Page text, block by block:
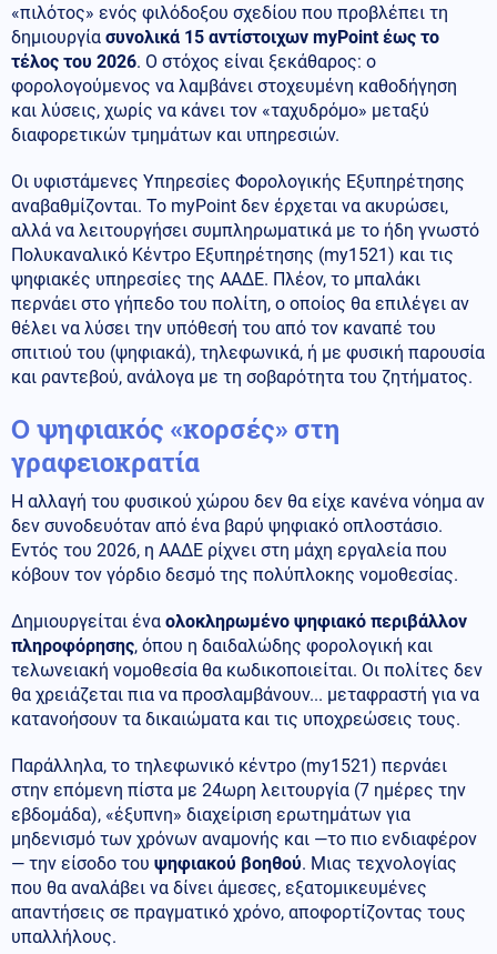
«πιλότος» ενός φιλόδοξου σχεδίου που προβλέπει τη
δημιουργία συνολικά 15 αντίστοιχων myPoint έως το
τέλος του 2026. Ο στόχος είναι ξεκάθαρος: ο
φορολογούμενος να λαμβάνει στοχευμένη καθοδήγηση
και λύσεις, χωρίς να κάνει τον «ταχυδρόμο» μεταξύ
διαφορετικών τμημάτων και υπηρεσιών.
Οι υφιστάμενες Υπηρεσίες Φορολογικής Εξυπηρέτησης
αναβαθμίζονται. Το myPoint δεν έρχεται να ακυρώσει,
αλλά να λειτουργήσει συμπληρωματικά με το ήδη γνωστό
Πολυκαναλικό Κέντρο Εξυπηρέτησης (my1521) και τις
ψηφιακές υπηρεσίες της ΑΑΔΕ. Πλέον, το μπαλάκι
περνάει στο γήπεδο του πολίτη, ο οποίος θα επιλέγει αν
θέλει να λύσει την υπόθεσή του από τον καναπέ του
σπιτιού του (ψηφιακά), τηλεφωνικά, ή με φυσική παρουσία
και ραντεβού, ανάλογα με τη σοβαρότητα του ζητήματος.
Ο ψηφιακός «κορσές» στη
γραφειοκρατία
Η αλλαγή του φυσικού χώρου δεν θα είχε κανένα νόημα αν
δεν συνοδευόταν από ένα βαρύ ψηφιακό οπλοστάσιο.
Εντός του 2026, η ΑΑΔΕ ρίχνει στη μάχη εργαλεία που
κόβουν τον γόρδιο δεσμό της πολύπλοκης νομοθεσίας.
Δημιουργείται ένα ολοκληρωμένο ψηφιακό περιβάλλον
πληροφόρησης, όπου η δαιδαλώδης φορολογική και
τελωνειακή νομοθεσία θα κωδικοποιείται. Οι πολίτες δεν
θα χρειάζεται πια να προσλαμβάνουν... μεταφραστή για να
κατανοήσουν τα δικαιώματα και τις υποχρεώσεις τους.
Παράλληλα, το τηλεφωνικό κέντρο (my1521) περνάει
στην επόμενη πίστα με 24ωρη λειτουργία (7 ημέρες την
εβδομάδα), «έξυπνη» διαχείριση ερωτημάτων για
μηδενισμό των χρόνων αναμονής και —το πιο ενδιαφέρον
— την είσοδο του ψηφιακού βοηθού. Μιας τεχνολογίας
που θα αναλάβει να δίνει άμεσες, εξατομικευμένες
απαντήσεις σε πραγματικό χρόνο, αποφορτίζοντας τους
υπαλλήλους.